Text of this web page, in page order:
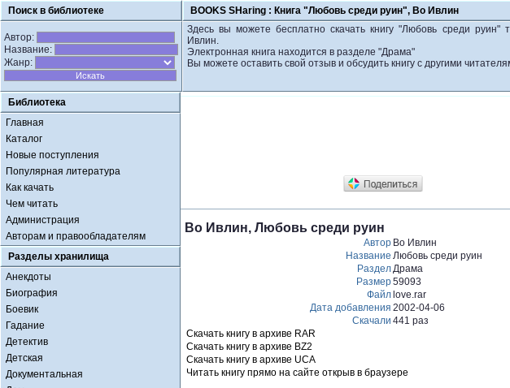
Поиск в библиотеке BOOKS SHaring : Книга "Любовь среди руин", Во Ивлин
Автор:
Название:
Жанр:
Здесь вы можете бесплатно скачать книгу "Любовь среди руин"
Ивлин.
Электронная книга находится в разделе "Драма"
Вы можете оставить свой отзыв и обсудить книгу с другими
Библиотека
Главная
Каталог
Новые поступления
Популярная литература
Как качать
Чем читать
Администрация
Авторам и правообладателям
Разделы хранилища
Анекдоты
Биография
Боевик
Гадание
Детектив
Детская
Документальная
Во Ивлин, Любовь среди руин
Автор Во Ивлин
Название Любовь среди руин
РазделДрама
Размер59093
Файл love.rar
Дата добавления 2002-04-06
Скачали 441 раз
Скачать книгу в архиве RAR
Скачать книгу в архиве BZ2
Скачать книгу в архиве UCA
Читать книгу прямо на сайте открыв в браузере